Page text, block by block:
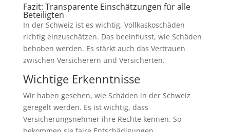
Fazit: Transparente Einschätzungen für alle
Beteiligten
In der Schweiz ist es wichtig, Vollkaskoschäden
richtig einzuschätzen. Das beeinflusst, wie Schäden
behoben werden. Es stärkt auch das Vertrauen
zwischen Versicherern und Versicherten.
Wichtige Erkenntnisse
Wir haben gesehen, wie Schäden in der Schweiz
geregelt werden. Es ist wichtig, dass
Versicherungsnehmer ihre Rechte kennen. So